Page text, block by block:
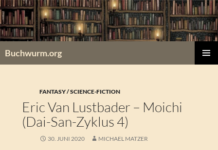
Zum
Inhalt
springen
Buchwurm.org
FANTASY / SCIENCE-FICTION
Eric Van Lustbader – Moichi
(Dai-San-Zyklus 4)
30. JUNI 2020 MICHAEL MATZER